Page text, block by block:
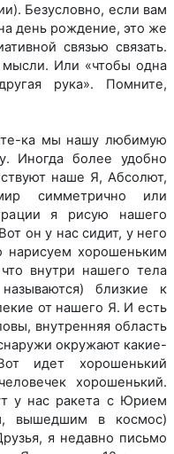
Безусловно, если вам
день рождение, это же
связью связать.
Или «чтобы одна
рука». Помните,
ка мы нашу любимую
Иногда более удобно
наше Я, Абсолют,
симметрично или
я рисую нашего
он у нас сидит, у него
нарисуем хорошеньким
внутри нашего тела
близкие к
от нашего Я. И есть
внутренняя область
окружают какие-
идет хорошенький
хорошенький.
у нас ракета с Юрием
вышедшим в космос)
я недавно письмо